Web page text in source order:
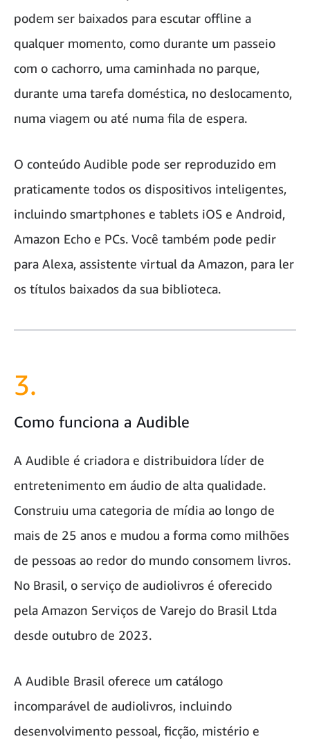
podem ser baixados para escutar offline a
qualquer momento, como durante um passeio
com o cachorro, uma caminhada no parque,
durante uma tarefa doméstica, no deslocamento,
numa viagem ou até numa fila de espera.
O conteúdo Audible pode ser reproduzido em
praticamente todos os dispositivos inteligentes,
incluindo smartphones e tablets iOS e Android,
Amazon Echo e PCs. Você também pode pedir
para Alexa, assistente virtual da Amazon, para ler
os títulos baixados da sua biblioteca.
3.
Como funciona a Audible
A Audible é criadora e distribuidora líder de
entretenimento em áudio de alta qualidade.
Construiu uma categoria de mídia ao longo de
mais de 25 anos e mudou a forma como milhões
de pessoas ao redor do mundo consomem livros.
No Brasil, o serviço de audiolivros é oferecido
pela Amazon Serviços de Varejo do Brasil Ltda
desde outubro de 2023.
A Audible Brasil oferece um catálogo
incomparável de audiolivros, incluindo
desenvolvimento pessoal, ficção, mistério e